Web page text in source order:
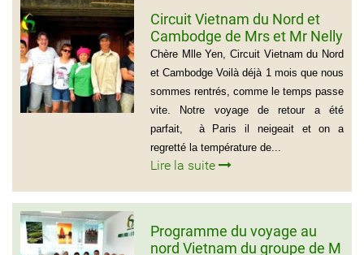
Circuit Vietnam du Nord et
Cambodge de Mrs et Mr Nelly
et Christian BROSSARD
Chère Mlle Yen, Circuit Vietnam du Nord
et Cambodge Voilà déjà 1 mois que nous
sommes rentrés, comme le temps passe
vite. Notre voyage de retour a été
parfait, à Paris il neigeait et on a
regretté la température de...
Lire la suite
Programme du voyage au
nord Vietnam du groupe de M